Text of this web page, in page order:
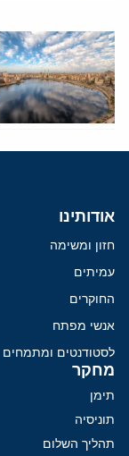
אודותינו
חזון ומשימה
עמיתים
החוקרים
אנשי מפתח
לסטודנטים ומתמחים
מחקר
תימן
תוניסיה
תהליך השלום